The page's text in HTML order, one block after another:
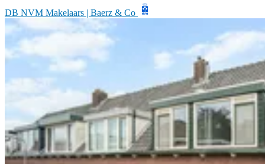
DB NVM Makelaars | Baerz & Co